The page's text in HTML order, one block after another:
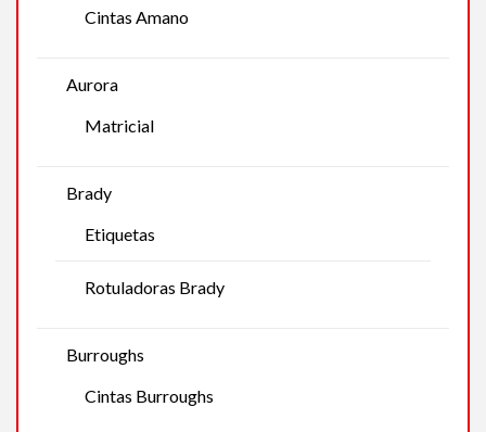
Cintas Amano
Aurora
Matricial
Brady
Etiquetas
Rotuladoras Brady
Burroughs
Cintas Burroughs